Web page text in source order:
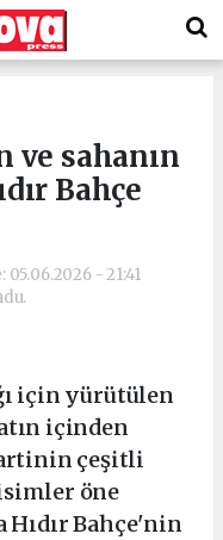
ve sahanın
Bahçe
05.06.2026 - 21:41
için yürütülen
içinden
çeşitli
öne
Hıdır Bahçe'nin